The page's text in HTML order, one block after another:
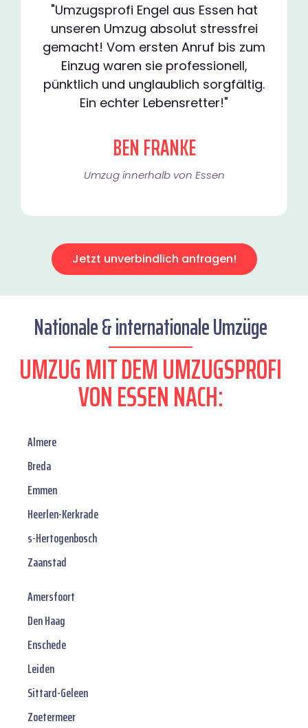
"Umzugsprofi Engel aus Essen hat
unseren Umzug absolut stressfrei
gemacht! Vom ersten Anruf bis zum
Einzug waren sie professionell,
pünktlich und unglaublich sorgfältig.
Ein echter Lebensretter!"
BEN FRANKE
Umzug innerhalb von Essen​
Jetzt unverbindlich anfragen!
Nationale & internationale Umzüge
UMZUG MIT DEM UMZUGSPROFI
VON ESSEN NACH:
Almere
Breda
Emmen
Heerlen-Kerkrade
s-Hertogenbosch
Zaanstad
Amersfoort
Den Haag
Enschede
Leiden
Sittard-Geleen
Zoetermeer